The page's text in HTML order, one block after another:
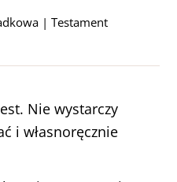
|Testament
Nie wystarczy
i własnoręcznie